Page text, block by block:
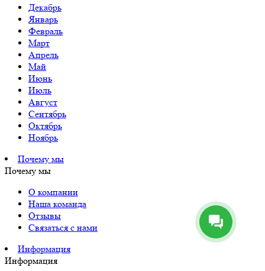
Декабрь
Январь
Февраль
Март
Апрель
Май
Июнь
Июль
Август
Сентябрь
Октябрь
Ноябрь
Почему мы
Почему мы
О компании
Наша команда
Отзывы
Связаться с нами
Информация
Информация